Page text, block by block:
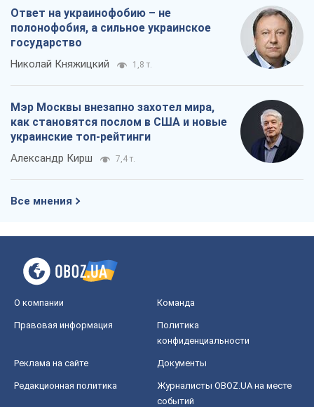
Ответ на украинофобию – не
полонофобия, а сильное украинское
государство
Николай Княжицкий 1,8 т.
Мэр Москвы внезапно захотел мира,
как становятся послом в США и новые
украинские топ-рейтинги
Александр Кирш 7,4 т.
Все мнения
О компании Команда
Правовая информация
Политика
конфиденциальности
Реклама на сайте Документы
Редакционная политика
Журналисты OBOZ.UA на месте
событий